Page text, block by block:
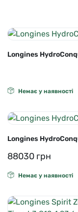
Longines
Немає у наявності
Longines
88030 грн
Немає у наявності